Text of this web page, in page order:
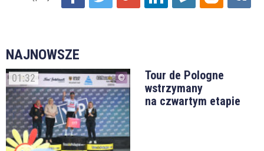
NAJNOWSZE
01:32
Tour de Pologne
wstrzymany
na czwartym etapie